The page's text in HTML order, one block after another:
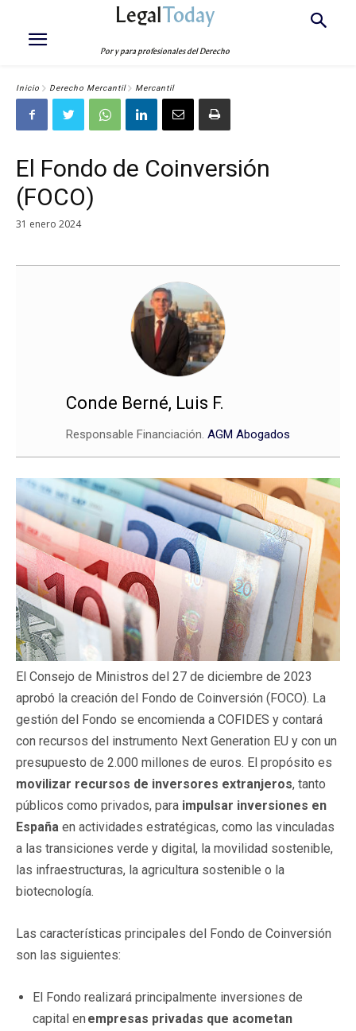
LegalToday
Por y para profesionales del Derecho
Inicio Derecho Mercantil Mercantil
El Fondo de Coinversión
(FOCO)
31 enero 2024
Conde Berné, Luis F.
Responsable Financiación. AGM Abogados
El Consejo de Ministros del 27 de diciembre de 2023
aprobó la creación del Fondo de Coinversión (FOCO). La
gestión del Fondo se encomienda a COFIDES y contará
con recursos del instrumento Next Generation EU y con un
presupuesto de 2.000 millones de euros. El propósito es
movilizar recursos de inversores extranjeros, tanto
públicos como privados, para impulsar inversiones en
España en actividades estratégicas, como las vinculadas
a las transiciones verde y digital, la movilidad sostenible,
las infraestructuras, la agricultura sostenible o la
biotecnología.
Las características principales del Fondo de Coinversión
son las siguientes:
El Fondo realizará principalmente inversiones de
capital en empresas privadas que acometan